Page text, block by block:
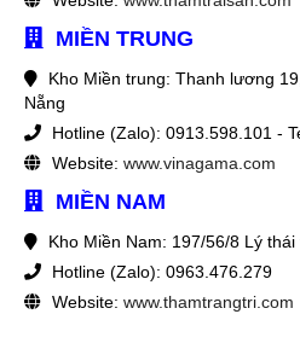
MIỀN TRUNG
Kho Miền trung: Thanh lương
Nẵng
Hotline (Zalo): 0913.598.101 -
Website: www.vinagama.com
MIỀN NAM
Kho Miền Nam: 197/56/8 Lý
Hotline (Zalo): 0963.476.279
Website: www.thamtrangtri.com